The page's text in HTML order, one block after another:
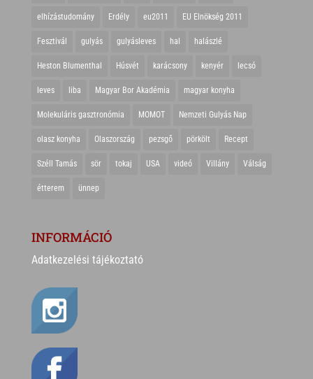
elhízástudomány Erdély eu2011 EU Elnökség 2011
Fesztivál gulyás gulyásleves hal halászlé
Heston Blumenthal Húsvét karácsony kenyér lecsó
leves liba Magyar Bor Akadémia magyar konyha
Molekuláris gasztronómia MOMOT Nemzeti Gulyás Nap
olasz konyha Olaszország pezsgő pörkölt Recept
Széll Tamás sör tokaj USA videó Villány Válság
étterem ünnep
INFORMÁCIÓ
Adatkezelési tájékoztató